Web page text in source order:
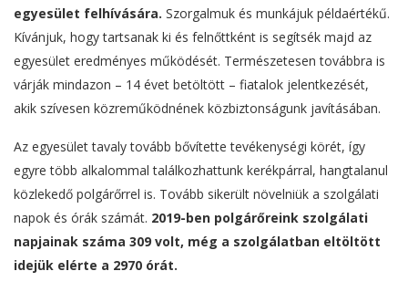
egyesület felhívására. Szorgalmuk és munkájuk példaértékű.
Kívánjuk, hogy tartsanak ki és felnőttként is segítsék majd az
egyesület eredményes működését. Természetesen továbbra is
várják mindazon – 14 évet betöltött – fiatalok jelentkezését,
akik szívesen közreműködnének közbiztonságunk javításában.
Az egyesület tavaly tovább bővítette tevékenységi körét, így
egyre több alkalommal találkozhattunk kerékpárral, hangtalanul
közlekedő polgárőrrel is. Tovább sikerült növelniük a szolgálati
napok és órák számát. 2019-ben polgárőreink szolgálati
napjainak száma 309 volt, még a szolgálatban eltöltött
idejük elérte a 2970 órát.